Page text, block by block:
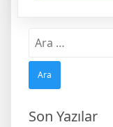
Arama:
Son Yazılar